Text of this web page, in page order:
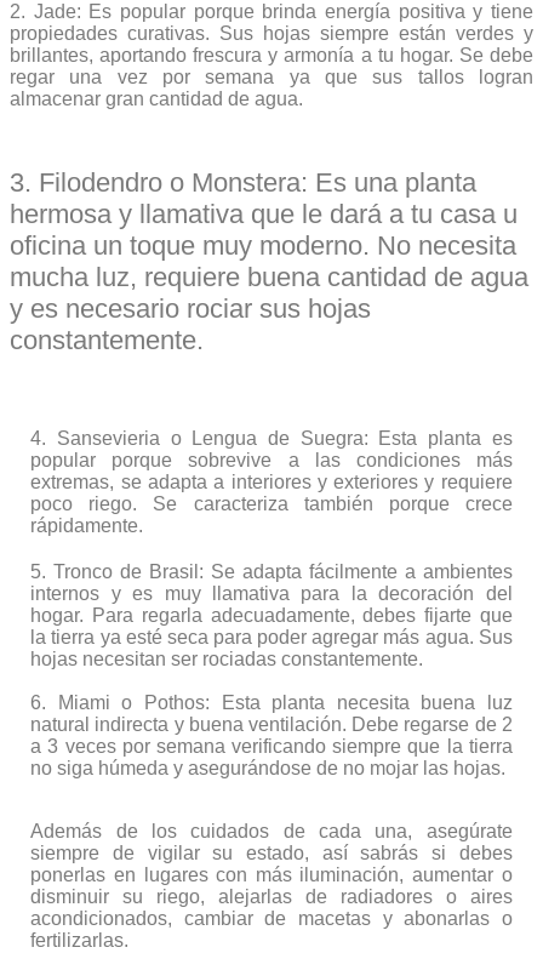
2. Jade: Es popular porque brinda energía positiva y tiene
propiedades curativas. Sus hojas siempre están verdes y
brillantes, aportando frescura y armonía a tu hogar. Se debe
regar una vez por semana ya que sus tallos logran
almacenar gran cantidad de agua.
3. Filodendro o Monstera: Es una planta
hermosa y llamativa que le dará a tu casa u
oficina un toque muy moderno. No necesita
mucha luz, requiere buena cantidad de agua
y es necesario rociar sus hojas
constantemente.
4. Sansevieria o Lengua de Suegra: Esta planta es
popular porque sobrevive a las condiciones más
extremas, se adapta a interiores y exteriores y requiere
poco riego. Se caracteriza también porque crece
rápidamente.
5. Tronco de Brasil: Se adapta fácilmente a ambientes
internos y es muy llamativa para la decoración del
hogar. Para regarla adecuadamente, debes fijarte que
la tierra ya esté seca para poder agregar más agua. Sus
hojas necesitan ser rociadas constantemente.
6. Miami o Pothos: Esta planta necesita buena luz
natural indirecta y buena ventilación. Debe regarse de 2
a 3 veces por semana verificando siempre que la tierra
no siga húmeda y asegurándose de no mojar las hojas.
Además de los cuidados de cada una, asegúrate
siempre de vigilar su estado, así sabrás si debes
ponerlas en lugares con más iluminación, aumentar o
disminuir su riego, alejarlas de radiadores o aires
acondicionados, cambiar de macetas y abonarlas o
fertilizarlas.